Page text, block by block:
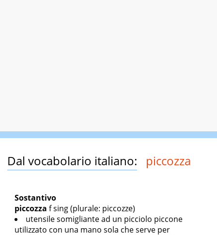
Dal vocabolario italiano: piccozza
Sostantivo
piccozza f sing(plurale: piccozze)
utensile somigliante ad un picciolo piccone
utilizzato con una mano sola che serve per